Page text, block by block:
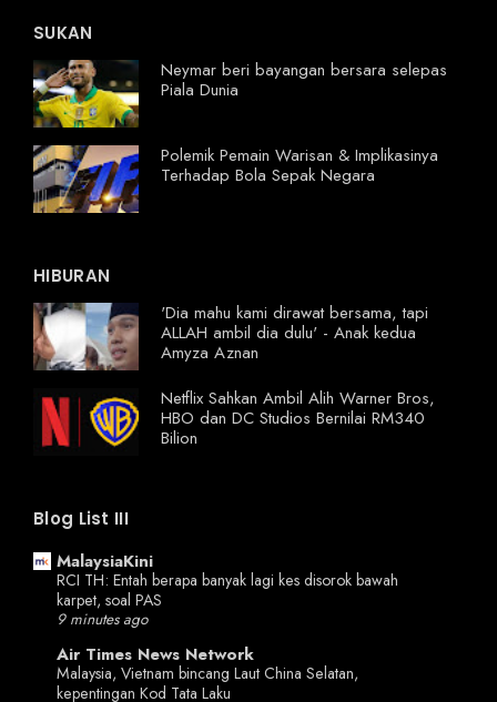
SUKAN
Neymar beri bayangan bersara selepas
Piala Dunia
Polemik Pemain Warisan & Implikasinya
Terhadap Bola Sepak Negara
HIBURAN
'Dia mahu kami dirawat bersama, tapi
ALLAH ambil dia dulu' - Anak kedua
Amyza Aznan
Netflix Sahkan Ambil Alih Warner Bros,
HBO dan DC Studios Bernilai RM340
Bilion
Blog List III
MalaysiaKini
RCI TH: Entah berapa banyak lagi kes disorok bawah
karpet, soal PAS
9 minutes ago
Air Times News Network
Malaysia, Vietnam bincang Laut China Selatan,
kepentingan Kod Tata Laku